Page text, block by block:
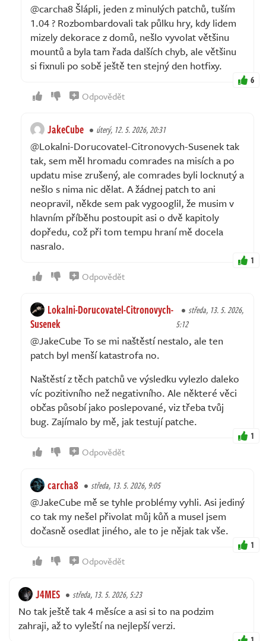
@carcha8 Šlápli, jeden z minulých patchů, tuším
1.04 ? Rozbombardovali tak půlku hry, kdy lidem
mizely dekorace z domů, nešlo vyvolat většinu
mountů a byla tam řada dalších chyb, ale většinu
si fixnuli po sobě ještě ten stejný den hotfixy.
6
Odpovědět
JakeCube úterý, 12. 5. 2026, 20:31
@Lokalni-Dorucovatel-Citronovych-Susenek tak
tak, sem měl hromadu comrades na misích a po
updatu mise zrušený, ale comrades byli locknutý a
nešlo s nima nic dělat. A žádnej patch to ani
neopravil, někde sem pak vygooglil, že musim v
hlavním příběhu postoupit asi o dvě kapitoly
dopředu, což při tom tempu hraní mě docela
nasralo.
1
Odpovědět
Lokalni-Dorucovatel-Citronovych-
Susenek
středa, 13. 5. 2026,
5:12
@JakeCube To se mi naštěstí nestalo, ale ten
patch byl menší katastrofa no.
Naštěstí z těch patchů ve výsledku vylezlo daleko
víc pozitivního než negativního. Ale některé věci
občas působí jako poslepované, viz třeba tvůj
bug. Zajímalo by mě, jak testují patche.
1
Odpovědět
carcha8 středa, 13. 5. 2026, 9:05
@JakeCube mě se tyhle problémy vyhli. Asi jediný
co tak my nešel přivolat můj kůň a musel jsem
dočasně osedlat jiného, ale to je nějak tak vše.
1
Odpovědět
J4MES středa, 13. 5. 2026, 5:23
No tak ještě tak 4 měsíce a asi si to na podzim
zahraji, až to vyleští na nejlepší verzi.